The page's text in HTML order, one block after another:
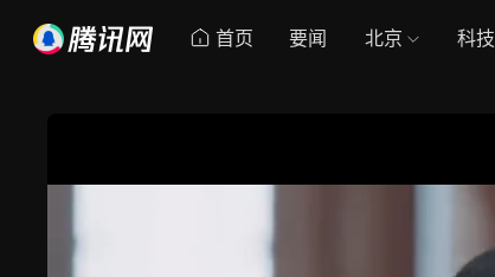
首页 要闻 北京 科技